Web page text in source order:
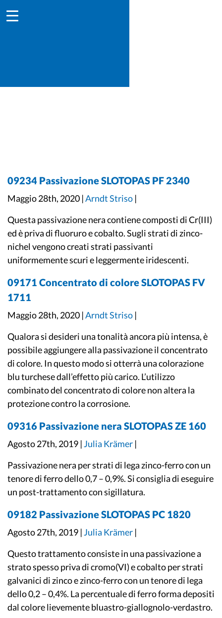
09234 Passivazione SLOTOPAS PF 2340
Maggio 28th, 2020 |Arndt Striso |
Questa passivazione nera contiene composti di Cr(III)
ed è priva di fluoruro e cobalto. Sugli strati di zinco-
nichel vengono creati strati passivanti
uniformemente scuri e leggermente iridescenti.
09171 Concentrato di colore SLOTOPAS FV
1711
Maggio 28th, 2020 |Arndt Striso |
Qualora si desideri una tonalità ancora più intensa, è
possibile aggiungere alla passivazione il concentrato
di colore. In questo modo si otterrà una colorazione
blu turchese dall’effetto più carico. L’utilizzo
combinato del concentrato di colore non altera la
protezione contro la corrosione.
09316 Passivazione nera SLOTOPAS ZE 160
Agosto 27th, 2019 |Julia Krämer |
Passivazione nera per strati di lega zinco-ferro con un
tenore di ferro dello 0,7 – 0,9%. Si consiglia di eseguire
un post-trattamento con sigillatura.
09182 Passivazione SLOTOPAS PC 1820
Agosto 27th, 2019 |Julia Krämer |
Questo trattamento consiste in una passivazione a
strato spesso priva di cromo(VI) e cobalto per strati
galvanici di zinco e zinco-ferro con un tenore di lega
dello 0,2 – 0,4%. La percentuale di ferro forma depositi
dal colore lievemente bluastro-giallognolo-verdastro.